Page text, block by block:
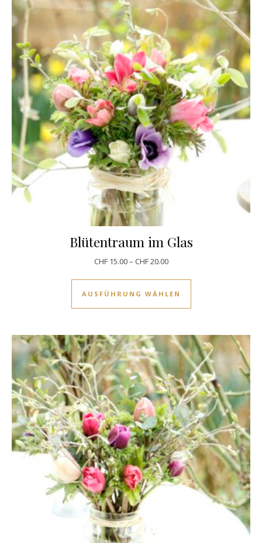
Blütentraum im Glas
CHF15.00– CHF20.00
AUSFÜHRUNG WÄHLEN
Dieses Produkt